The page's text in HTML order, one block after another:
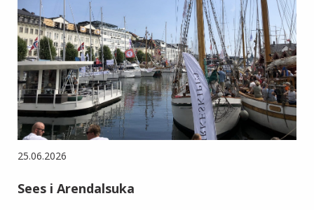
25.06.2026
Sees i Arendalsuka